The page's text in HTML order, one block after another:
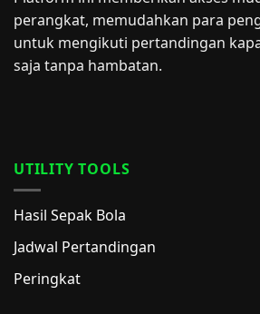
perangkat, memudahkan para
untuk mengikuti pertandingan
saja tanpa hambatan.
UTILITY TOOLS
Hasil Sepak Bola
Jadwal Pertandingan
Peringkat